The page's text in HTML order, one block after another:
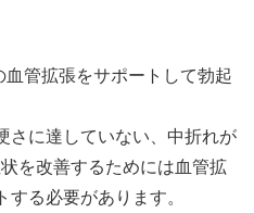
管拡張をサポートして勃起
さに達していない、中折れが
を改善するためには血管拡
る必要があります。